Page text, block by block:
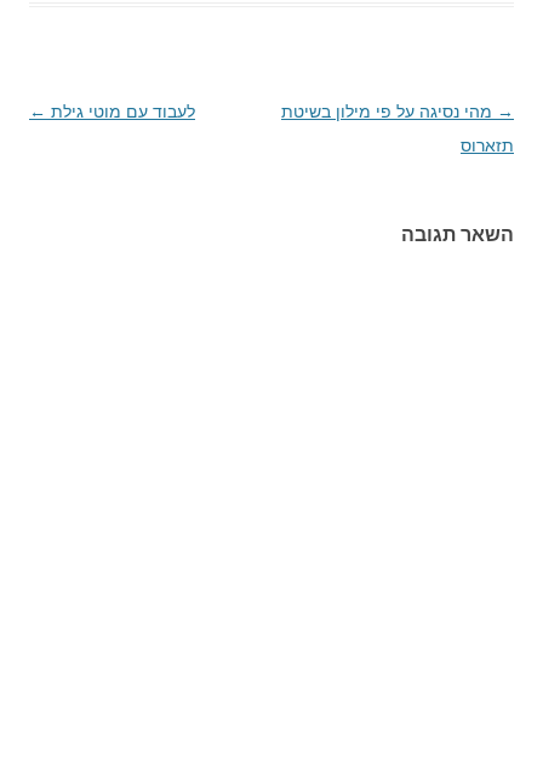
ניווט
בפוסטים
→ מהי נסיגה על פי מילון בשיטת
תזארוס
לעבוד עם מוטי גילת ←
השאר תגובה